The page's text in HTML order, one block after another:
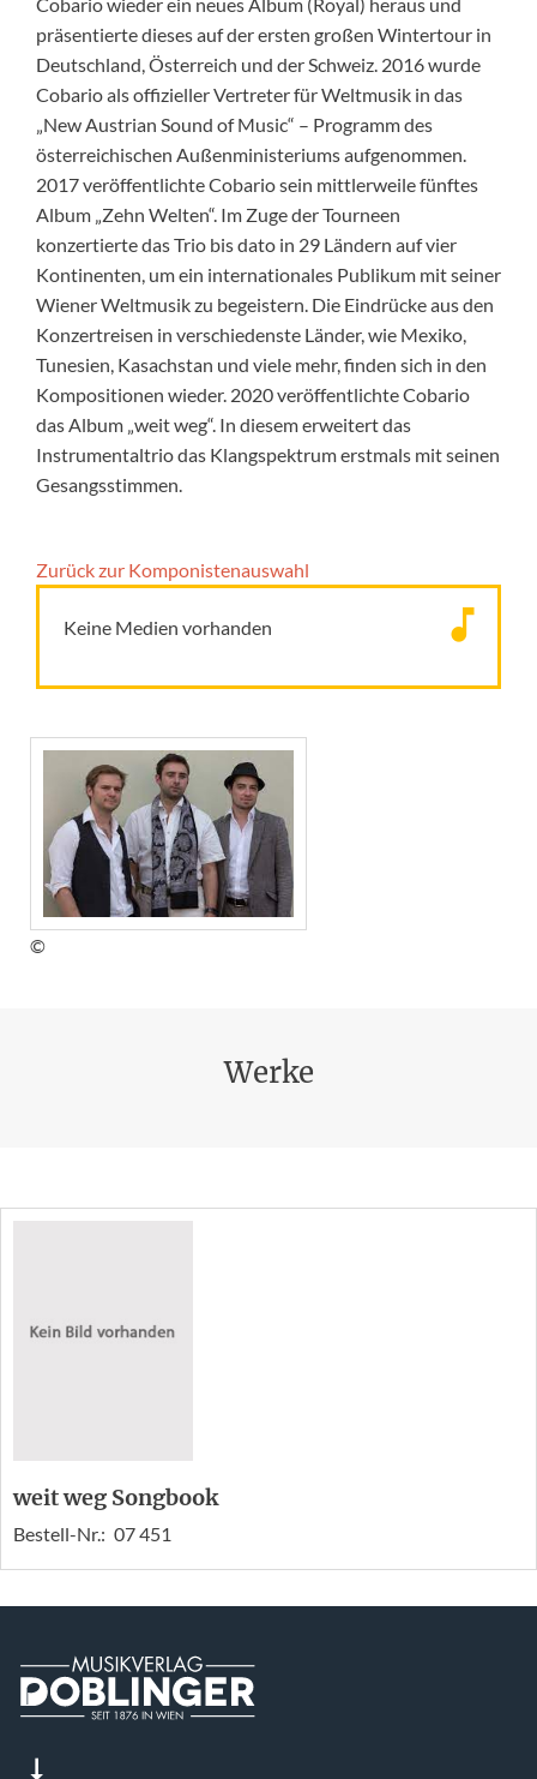
präsentierte dieses auf der ersten großen Wintertour in
Deutschland, Österreich und der Schweiz. 2016 wurde
Cobario als offizieller Vertreter für Weltmusik in das
„New Austrian Sound of Music“ – Programm des
österreichischen Außenministeriums aufgenommen.
2017 veröffentlichte Cobario sein mittlerweile fünftes
Album „Zehn Welten“. Im Zuge der Tourneen
konzertierte das Trio bis dato in 29 Ländern auf vier
Kontinenten, um ein internationales Publikum mit seiner
Wiener Weltmusik zu begeistern. Die Eindrücke aus den
Konzertreisen in verschiedenste Länder, wie Mexiko,
Tunesien, Kasachstan und viele mehr, finden sich in den
Kompositionen wieder. 2020 veröffentlichte Cobario
das Album „weit weg“. In diesem erweitert das
Instrumentaltrio das Klangspektrum erstmals mit seinen
Gesangsstimmen.
Zurück zur Komponisten­auswahl
Keine Medien vorhanden
©
Werke
weit weg Songbook
Bestell-Nr.: 07 451